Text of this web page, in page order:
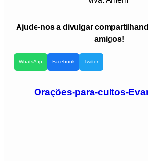
Ajude-nos a divulgar
amigos!
WhatsApp Facebook Twitter
Orações-para-cultos-